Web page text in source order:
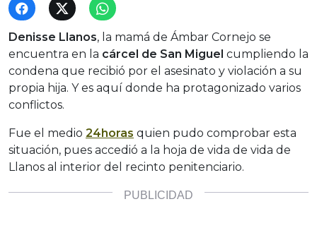
Denisse Llanos, la mamá de Ámbar Cornejo se
encuentra en la cárcel de San Miguel cumpliendo la
condena que recibió por el asesinato y violación a su
propia hija. Y es aquí donde ha protagonizado varios
conflictos.
Fue el medio 24horas quien pudo comprobar esta
situación, pues accedió a la hoja de vida de vida de
Llanos al interior del recinto penitenciario.